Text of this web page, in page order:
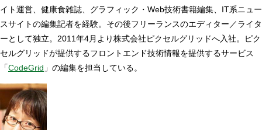
イト運営、健康食雑誌、グラフィック・Web技術書籍編集、IT系ニュー
スサイトの編集記者を経験。その後フリーランスのエディター／ライタ
ーとして独立。2011年4月より株式会社ピクセルグリッドへ入社。ピク
セルグリッドが提供するフロントエンド技術情報を提供するサービス
「CodeGrid 」の編集を担当している。